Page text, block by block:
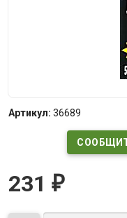
Артикул: 36689
231 ₽